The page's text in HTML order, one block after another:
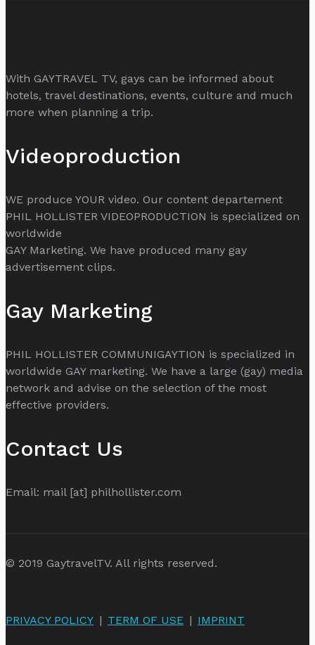
With GAYTRAVEL TV, gays can be informed about
hotels, travel destinations, events, culture and much
more when planning a trip.
Videoproduction
WE produce YOUR video. Our content departement
PHIL HOLLISTER VIDEOPRODUCTION is specialized on
worldwide
GAY Marketing. We have produced many gay
advertisement clips.
Gay Marketing
PHIL HOLLISTER COMMUNIGAYTION is specialized in
worldwide GAY marketing. We have a large (gay) media
network and advise on the selection of the most
effective providers.
Contact Us
Email: mail [at] philhollister.com
© 2019 GaytravelTV. All rights reserved.
PRIVACY POLICY | TERM OF USE | IMPRINT